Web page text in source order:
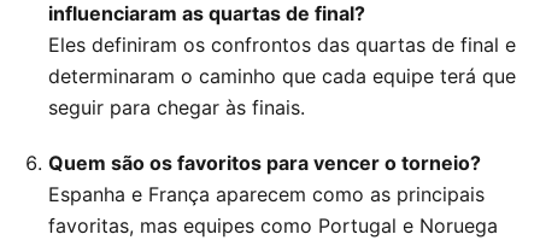
influenciaram as quartas de final?
Eles definiram os confrontos das quartas de final e
determinaram o caminho que cada equipe terá que
seguir para chegar às finais.
Quem são os favoritos para vencer o torneio?
Espanha e França aparecem como as principais
favoritas, mas equipes como Portugal e Noruega